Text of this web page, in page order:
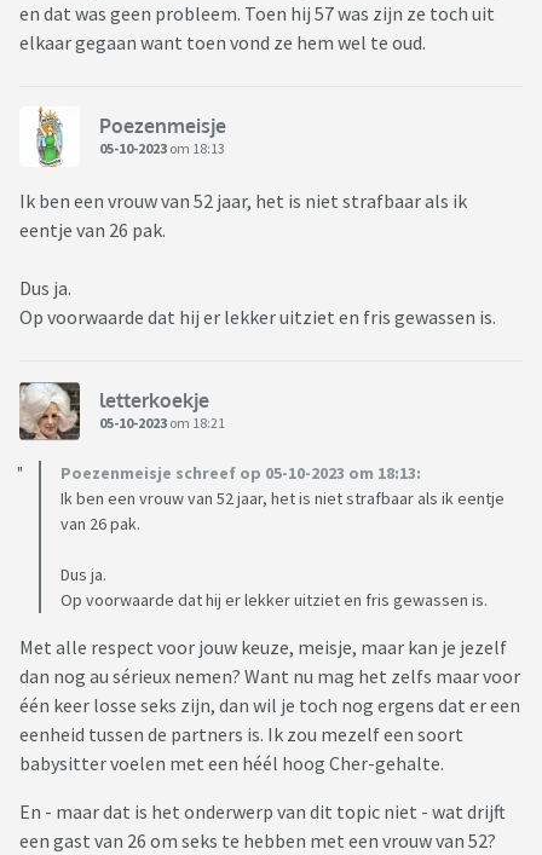
en dat was geen probleem. Toen hij 57 was zijn ze toch uit
elkaar gegaan want toen vond ze hem wel te oud.
Poezenmeisje
05-10-2023 om 18:13
Ik ben een vrouw van 52 jaar, het is niet strafbaar als ik
eentje van 26 pak.
Dus ja.
Op voorwaarde dat hij er lekker uitziet en fris gewassen is.
letterkoekje
05-10-2023 om 18:21
Poezenmeisje schreef op 05-10-2023 om 18:13:
Ik ben een vrouw van 52 jaar, het is niet strafbaar als ik eentje
van 26 pak.
Dus ja.
Op voorwaarde dat hij er lekker uitziet en fris gewassen is.
Met alle respect voor jouw keuze, meisje, maar kan je jezelf
dan nog au sérieux nemen? Want nu mag het zelfs maar voor
één keer losse seks zijn, dan wil je toch nog ergens dat er een
eenheid tussen de partners is. Ik zou mezelf een soort
babysitter voelen met een héél hoog Cher-gehalte.
En - maar dat is het onderwerp van dit topic niet - wat drijft
een gast van 26 om seks te hebben met een vrouw van 52?